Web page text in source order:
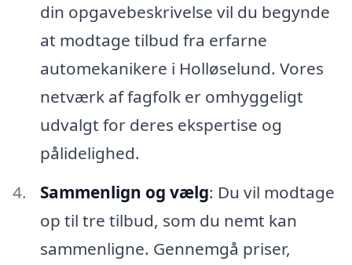
din opgavebeskrivelse vil du begynde
at modtage tilbud fra erfarne
automekanikere i Holløselund. Vores
netværk af fagfolk er omhyggeligt
udvalgt for deres ekspertise og
pålidelighed.
Sammenlign og vælg: Du vil modtage
op til tre tilbud, som du nemt kan
sammenligne. Gennemgå priser,